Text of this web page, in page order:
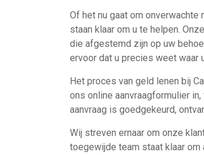
Of het nu gaat om onverwachte
staan klaar om u te helpen.
die afgestemd zijn op uw
ervoor dat u precies weet waar
Het proces van geld lenen bij
ons online aanvraagformulier
aanvraag is goedgekeurd,
Wij streven ernaar om onze
toegewijde team staat klaar